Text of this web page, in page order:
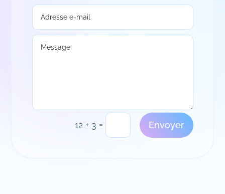
12 + 3 = Envoyer